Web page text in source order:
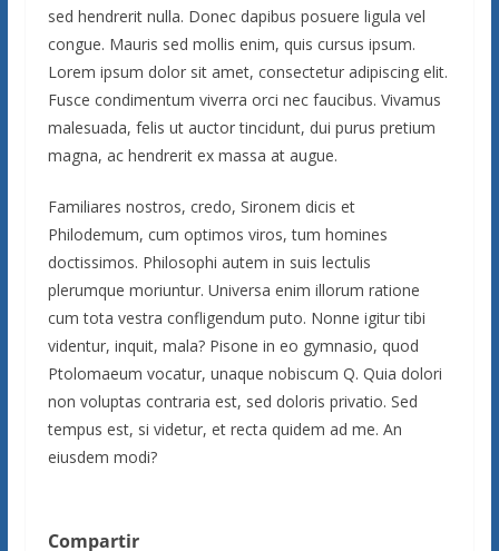
sed hendrerit nulla. Donec dapibus posuere ligula vel
congue. Mauris sed mollis enim, quis cursus ipsum.
Lorem ipsum dolor sit amet, consectetur adipiscing elit.
Fusce condimentum viverra orci nec faucibus. Vivamus
malesuada, felis ut auctor tincidunt, dui purus pretium
magna, ac hendrerit ex massa at augue.
Familiares nostros, credo, Sironem dicis et
Philodemum, cum optimos viros, tum homines
doctissimos. Philosophi autem in suis lectulis
plerumque moriuntur. Universa enim illorum ratione
cum tota vestra confligendum puto. Nonne igitur tibi
videntur, inquit, mala? Pisone in eo gymnasio, quod
Ptolomaeum vocatur, unaque nobiscum Q. Quia dolori
non voluptas contraria est, sed doloris privatio. Sed
tempus est, si videtur, et recta quidem ad me. An
eiusdem modi?
Compartir